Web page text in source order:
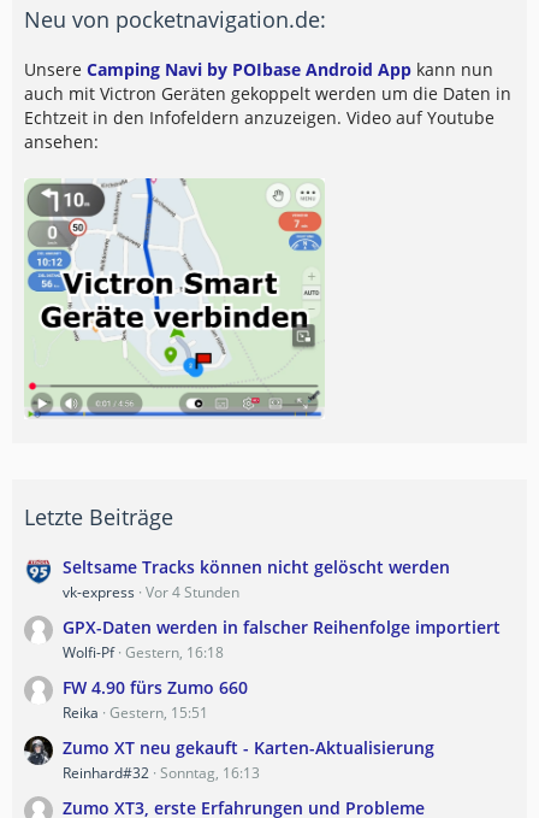
Neu von pocketnavigation.de:
Unsere Camping Navi by POIbase Android App kann nun
auch mit Victron Geräten gekoppelt werden um die Daten in
Echtzeit in den Infofeldern anzuzeigen. Video auf Youtube
ansehen:
Letzte Beiträge
Seltsame Tracks können nicht gelöscht werden
vk-express Vor 4 Stunden
GPX-Daten werden in falscher Reihenfolge importiert
Wolfi-Pf Gestern, 16:18
FW 4.90 fürs Zumo 660
Reika Gestern, 15:51
Zumo XT neu gekauft - Karten-Aktualisierung
Reinhard#32 Sonntag, 16:13
Zumo XT3, erste Erfahrungen und Probleme